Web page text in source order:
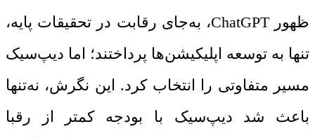
ظهور ChatGPT، به‌جای رقابت در تحقیقات پایه،
تنها به توسعه اپلیکیشن‌ها پرداختند؛ اما دیپ‌سیک
مسیر متفاوتی را انتخاب کرد. این نگرش، نه‌تنها
باعث شد دیپ‌سیک با بودجه کمتر از رقبا